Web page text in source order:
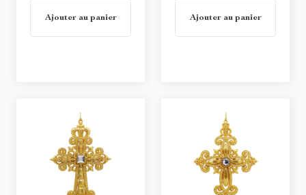
Ajouter au panier Ajouter au panier